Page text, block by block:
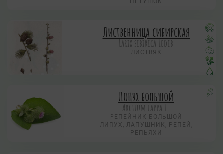
Лиственница сибирская
Larix sibirica Ledeb
ЛИСТВЯК
Лопух большой
Arctium lappa L.
РЕПЕЙНИК БОЛЬШОЙ
ЛИПУХ, ЛАПУШНИК, РЕПЕЙ,
РЕПЬЯХИ